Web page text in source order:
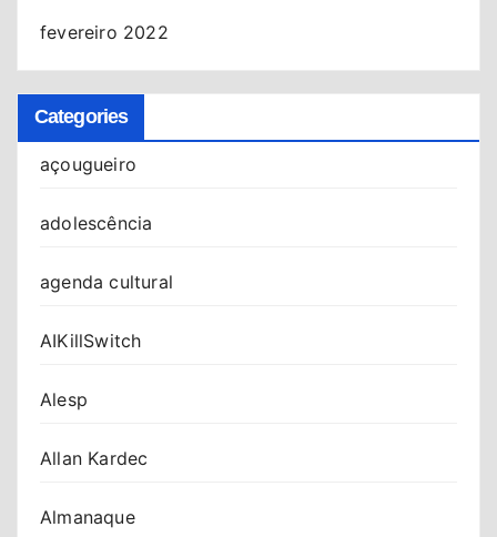
fevereiro 2022
Categories
açougueiro
adolescência
agenda cultural
AIKillSwitch
Alesp
Allan Kardec
Almanaque